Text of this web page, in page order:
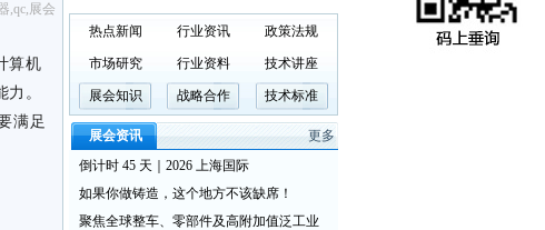
,qc,展会
算机
。
满足
热点新闻 行业资讯 政策法规
市场研究 行业资料 技术讲座
展会知识 战略合作 技术标准
展会资讯
更多
倒计时 45 天｜2026 上海国际
如果你做铸造，这个地方不该缺席！
聚焦全球整车、零部件及高附加值泛工业